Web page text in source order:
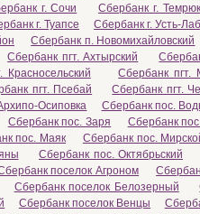
г. Сочи
Сбербанк г. Темрюк
г. Туапсе
Сбербанк г. Усть-
Сбербанк п. Новомихайловский
Сбербанк пгт. Ахтырский
Красносельский
Сбербанк пгт.
пгт. Псебай
Сбербанк пгт.
Осиповка
Сбербанк пос.
Сбербанк пос. Заря
Сбербанк
пос. Маяк
Сбербанк пос.
Сбербанк пос. Октябрьский
поселок Агроном
Сбербанк поселок Белозерный
Сбербанк поселок Венцы